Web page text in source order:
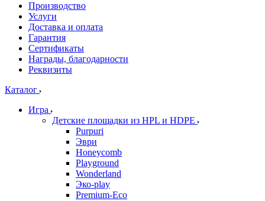
Производство
Услуги
Доставка и оплата
Гарантия
Сертификаты
Награды, благодарности
Реквизиты
Каталог
Игра
Детские площадки из HPL и HDPE
Purpuri
Эври
Honeycomb
Playground
Wonderland
Эко-play
Premium-Eco